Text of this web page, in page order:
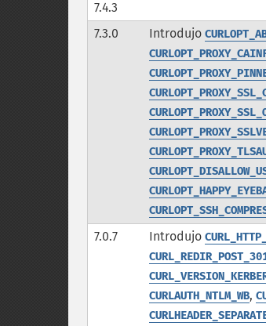
7.4.3
7.3.0 Introdujo
7.0.7
Introdujo
CURLAUTH_NTLM_WB,